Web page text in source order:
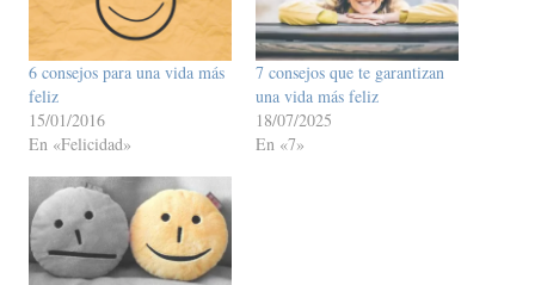
6 consejos para una vida más
feliz
15/01/2016
En «Felicidad»
7 consejos que te garantizan
una vida más feliz
18/07/2025
En «7»